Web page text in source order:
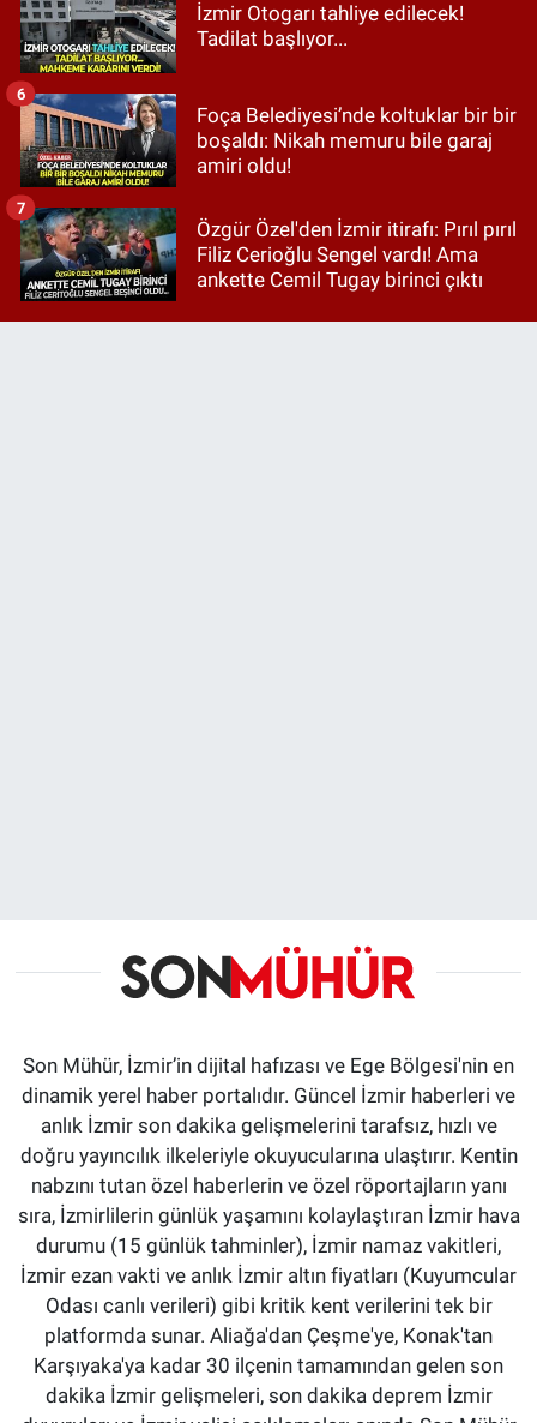
İzmir Otogarı tahliye edilecek!
Tadilat başlıyor...
Foça Belediyesi’nde koltuklar bir bir
boşaldı: Nikah memuru bile garaj
amiri oldu!
6
Özgür Özel'den İzmir itirafı: Pırıl pırıl
Filiz Cerioğlu Sengel vardı! Ama
ankette Cemil Tugay birinci çıktı
7
Son Mühür, İzmir’in dijital hafızası ve Ege Bölgesi'nin en
dinamik yerel haber portalıdır. Güncel İzmir haberleri ve
anlık İzmir son dakika gelişmelerini tarafsız, hızlı ve
doğru yayıncılık ilkeleriyle okuyucularına ulaştırır. Kentin
nabzını tutan özel haberlerin ve özel röportajların yanı
sıra, İzmirlilerin günlük yaşamını kolaylaştıran İzmir hava
durumu (15 günlük tahminler), İzmir namaz vakitleri,
İzmir ezan vakti ve anlık İzmir altın fiyatları (Kuyumcular
Odası canlı verileri) gibi kritik kent verilerini tek bir
platformda sunar. Aliağa'dan Çeşme'ye, Konak'tan
Karşıyaka'ya kadar 30 ilçenin tamamından gelen son
dakika İzmir gelişmeleri, son dakika deprem İzmir